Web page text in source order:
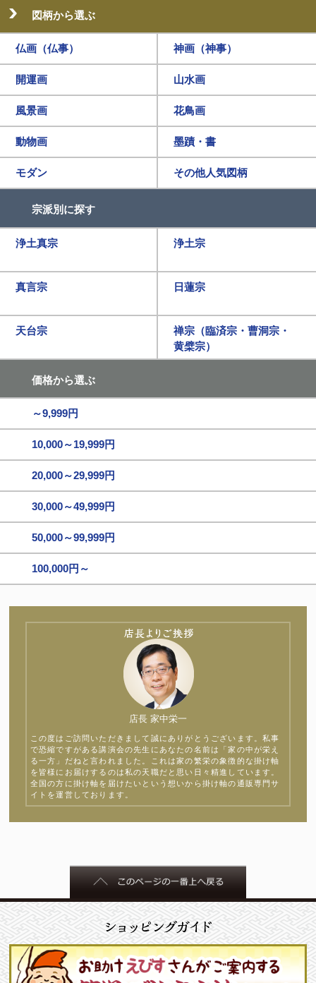
図柄から選ぶ
仏画（仏事） 神画（神事）
開運画 山水画
風景画 花鳥画
動物画 墨蹟・書
モダン その他人気図柄
宗派別に探す
浄土真宗 浄土宗
真言宗 日蓮宗
天台宗
禅宗（臨済宗・曹洞宗・
黄檗宗）
価格から選ぶ
～9,999円
10,000～19,999円
20,000～29,999円
30,000～49,999円
50,000～99,999円
100,000円～
店長 家中栄一
この度はご訪問いただきまして誠にありがとうございます。私事
で恐縮ですがある講演会の先生にあなたの名前は「家の中が栄え
る一方」だねと言われました。これは家の繁栄の象徴的な掛け軸
を皆様にお届けするのは私の天職だと思い日々精進しています。
全国の方に掛け軸を届けたいという想いから掛け軸の通販専門サ
イトを運営しております。